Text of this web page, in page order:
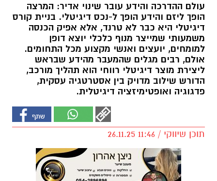
עולם ההדרכה והידע עובר שינוי אדיר: המרצה
הופך ליזם והידע הופך ל-נכס דיגיטלי. בניית קורס
דיגיטלי היא כבר לא טרנד, אלא אפיק הכנסה
משמעותי שמייצר מנוף כלכלי יוצא דופן
למומחים, יועצים ואנשי מקצוע מכל התחומים.
אולם, רבים מגלים שהמעבר מהידע שבראש
ליצירת מוצר דיגיטלי רווחי הוא תהליך מורכב,
הדורש שילוב מדויק בין אסטרטגיה עסקית,
פדגוגיה ואופטימיזציה דיגיטלית.
תוכן שיווקי / 11:46 26.11.25